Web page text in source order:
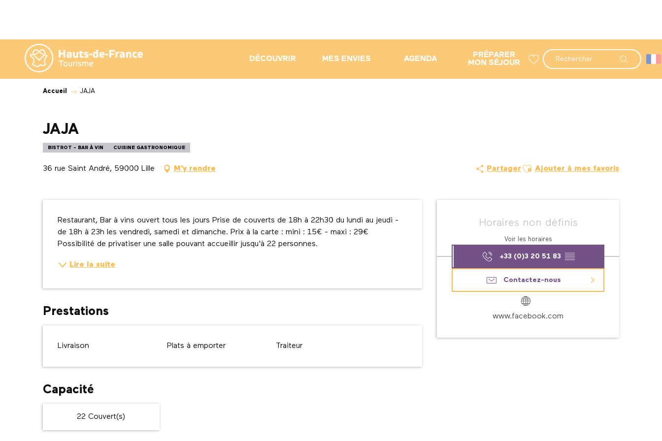
contenu
principal
Recherche
DÉCOUVRIR MES ENVIES AGENDA
PRÉPARER
MON SÉJOUR
Accueil JAJA
JAJA
BISTROT - BAR À VIN CUISINE GASTRONOMIQUE
36 rue Saint André, 59000 Lille M'y rendre Partager Ajouter aux favoris
Ajouter à mes favoris
Ouverture et
Horaires non définis
Voir les horaires
+33 (0)3 20 51 83 ▒▒
Contactez-nous
www.facebook.com
Description
Restaurant, Bar à vins ouvert tous les jours Prise de couverts de 18h à 22h30 du lundi au jeudi -
de 18h à 23h les vendredi, samedi et dimanche. Prix à la carte : mini : 15€ - maxi : 29€
Possibilité de privatiser une salle pouvant accueillir jusqu'à 22 personnes.
Lire la suite
Prestations
Livraison Plats à emporter Traiteur
Capacité
22 Couvert(s)